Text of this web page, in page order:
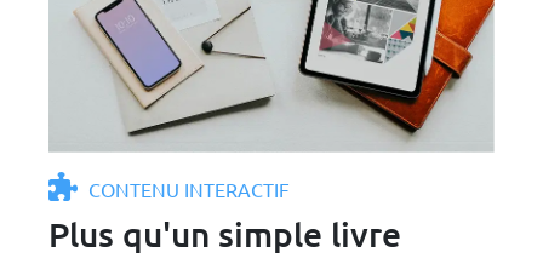
CONTENU INTERACTIF
Plus qu'un simple livre